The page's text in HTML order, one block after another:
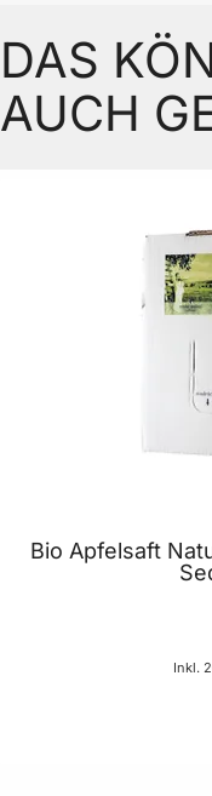
DAS
AUCH
Bio Apfelsaft
Inkl.